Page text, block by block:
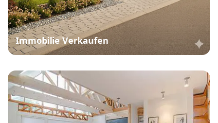
Immobilie Verkaufen